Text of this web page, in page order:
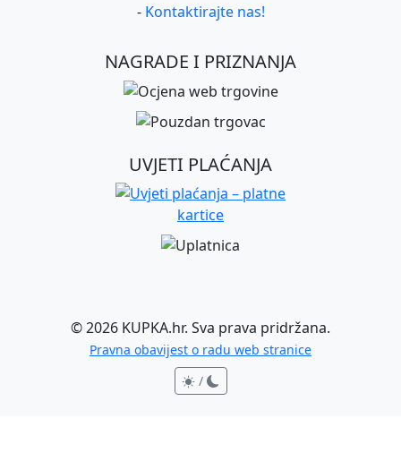
- Kontaktirajte nas!
NAGRADE I PRIZNANJA
UVJETI PLAĆANJA
©2026 KUPKA.hr. Sva prava pridržana.
Pravna obavijest o radu web stranice
/